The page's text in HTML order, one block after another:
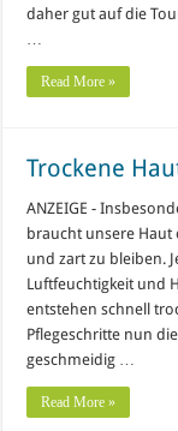
daher gut auf die
…
Read More »
Trockene
ANZEIGE -
braucht unsere
und zart zu bleiben.
Luftfeuchtigkeit und
entstehen schnell
Pflegeschritte nun
geschmeidig …
Read More »